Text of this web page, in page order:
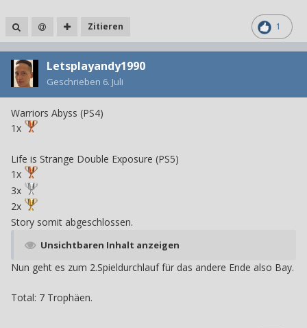
1
Zitieren
Letsplayandy1990
Geschrieben 6. Juli
Warriors Abyss (PS4)
1x
Life is Strange Double Exposure (PS5)
1x
3x
2x
Story somit abgeschlossen.
Unsichtbaren Inhalt anzeigen
Nun geht es zum 2.Spieldurchlauf für das andere Ende also Bay.
Total: 7 Trophäen.